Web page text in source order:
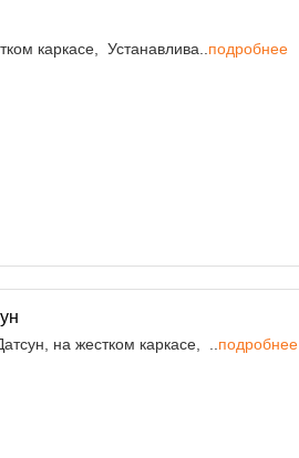
каркасе, Устанавлива.. подробнее
на жестком каркасе, .. подробнее